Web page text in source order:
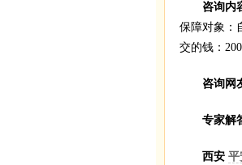
咨询内
保障对象：
交的钱：
咨询网
专家解
西安 平